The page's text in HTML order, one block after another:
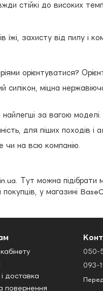
стійкі до високих
захисту від пилу і
орієнтуватися?
міцна
за вагою
для піших походів і
чи на всю компанію.
Тут можна підібрати
у магазині
доставка
повернення
050-
093-